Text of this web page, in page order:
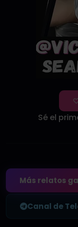
Sé el
Más relatos
Canal de